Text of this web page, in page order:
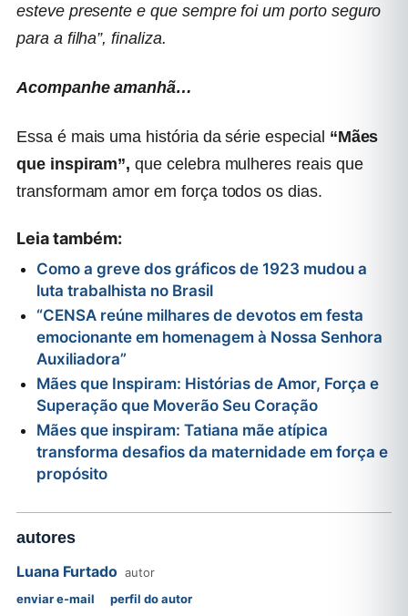
esteve presente e que sempre foi um porto seguro
para a filha”, finaliza.
Acompanhe amanhã…
Essa é mais uma história da série especial “Mães
que inspiram”, que celebra mulheres reais que
transformam amor em força todos os dias.
Leia também:
Como a greve dos gráficos de 1923 mudou a
luta trabalhista no Brasil
“CENSA reúne milhares de devotos em festa
emocionante em homenagem à Nossa Senhora
Auxiliadora”
Mães que Inspiram: Histórias de Amor, Força e
Superação que Moverão Seu Coração
Mães que inspiram: Tatiana mãe atípica
transforma desafios da maternidade em força e
propósito
autores
Luana Furtado autor
enviar e-mail
perfil do autor